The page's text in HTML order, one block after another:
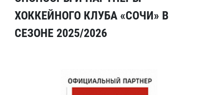
ХОККЕЙНОГО КЛУБА «СОЧИ» В
СЕЗОНЕ 2025/2026